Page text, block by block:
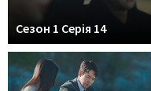
Сезон 1 Серія 14